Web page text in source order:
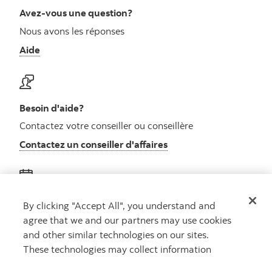
Avez-vous une question?
Nous avons les réponses
Aide
Besoin d'aide?
Contactez votre conseiller ou conseillère
Contactez un conseiller d'affaires
Obtenez des conseils
Rencontrez un conseiller
Prenez rendez-vous
By clicking "Accept All", you understand and
agree that we and our partners may use cookies
and other similar technologies on our sites.
These technologies may collect information